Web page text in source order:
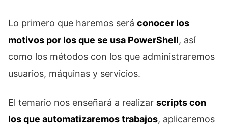
Lo primero que haremos será conocer los
motivos por los que se usa PowerShell, así
como los métodos con los que administraremos
usuarios, máquinas y servicios.
El temario nos enseñará a realizar scripts con
los que automatizaremos trabajos, aplicaremos